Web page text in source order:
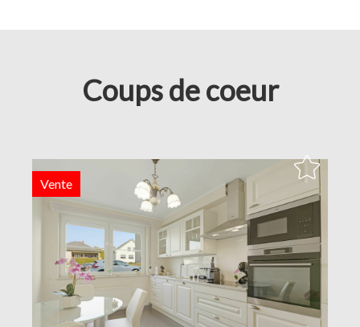
Coups de coeur
Vente